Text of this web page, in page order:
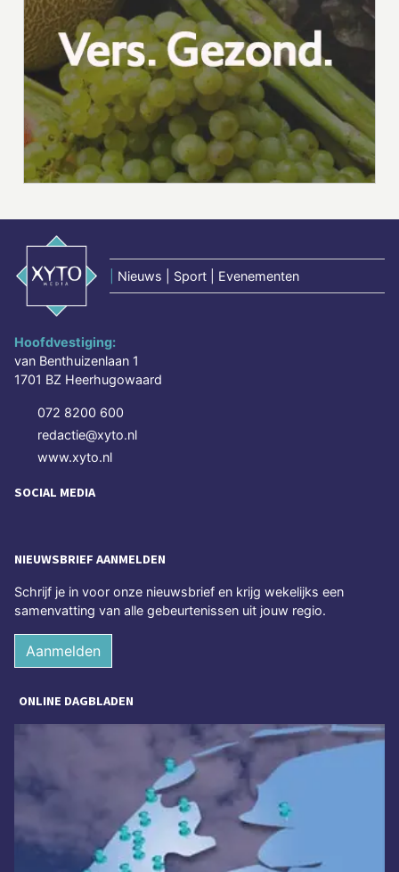
Nieuws | Sport | Evenementen
Hoofdvestiging:
van Benthuizenlaan 1
1701 BZ Heerhugowaard
072 8200 600
redactie@xyto.nl
www.xyto.nl
SOCIAL MEDIA
NIEUWSBRIEF AANMELDEN
Schrijf je in voor onze nieuwsbrief en krijg wekelijks een
samenvatting van alle gebeurtenissen uit jouw regio.
Aanmelden
ONLINE DAGBLADEN